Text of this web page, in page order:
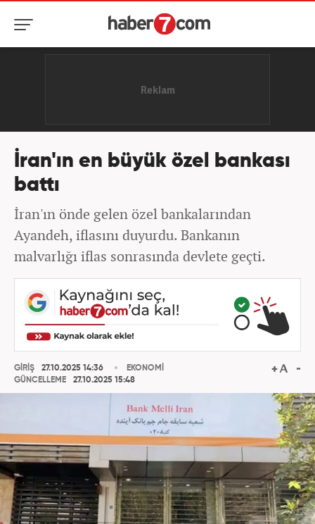
İran'ın en büyük özel bankası
battı
İran'ın önde gelen özel bankalarından
Ayandeh, iflasını duyurdu. Bankanın
malvarlığı iflas sonrasında devlete geçti.
GİRİŞ
27.10.2025 14:36
GÜNCELLEME
27.10.2025 15:48
EKONOMİ